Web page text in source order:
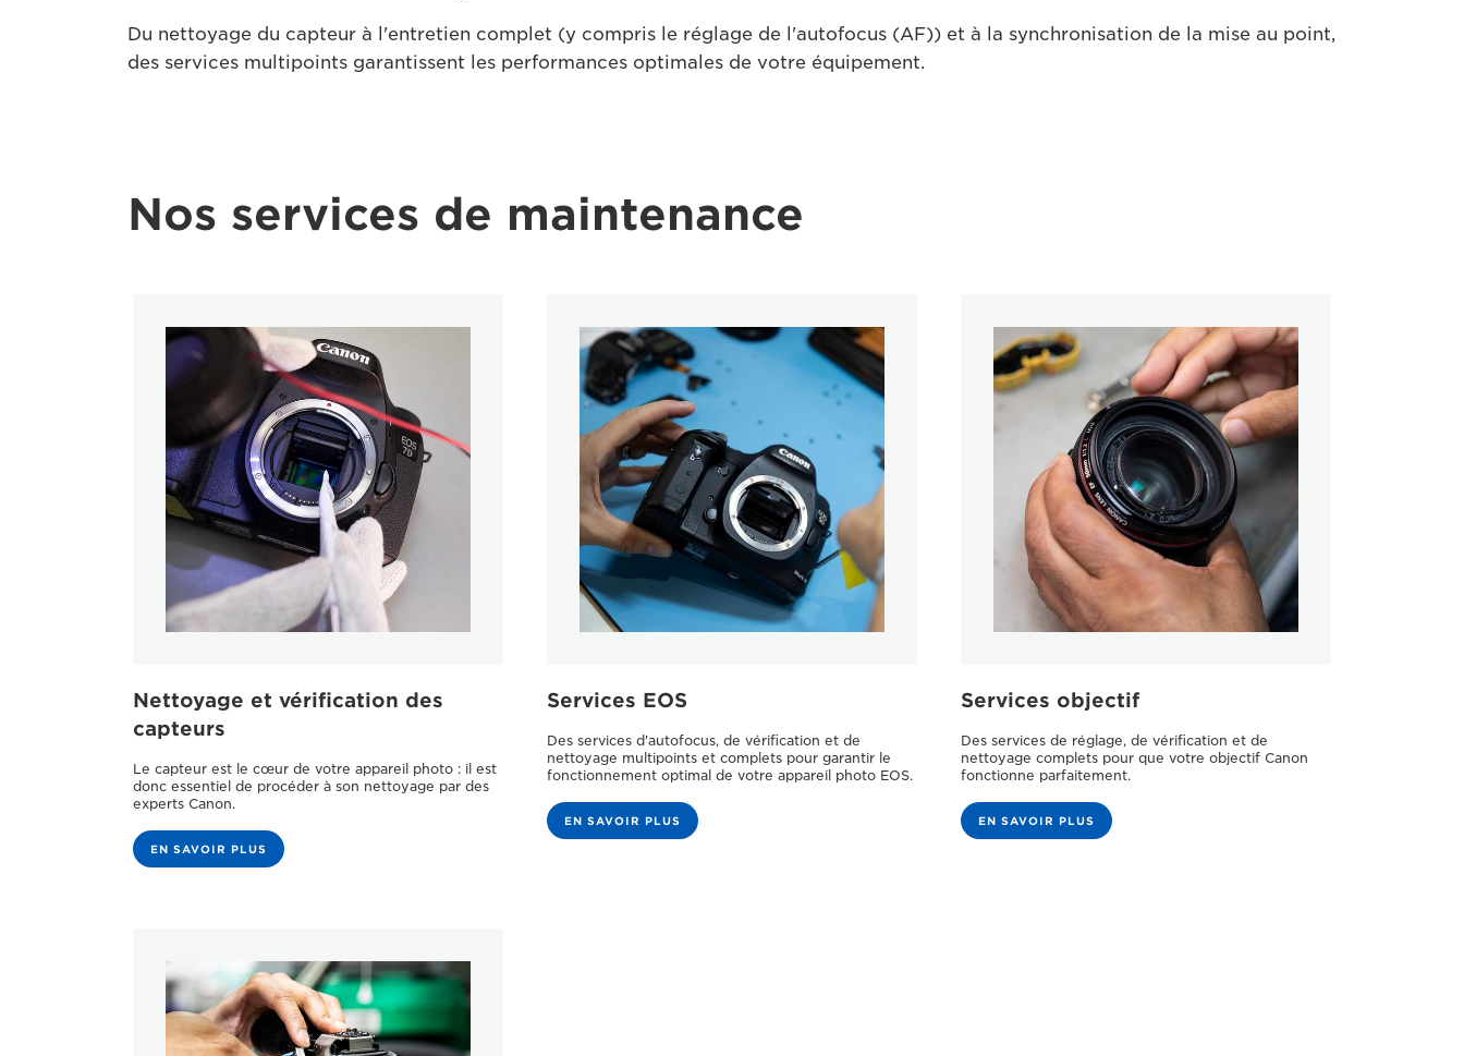
Du nettoyage du capteur à l'entretien complet (y compris le réglage de l'autofocus (AF)) et à la synchronisation de la mise au point,
des services multipoints garantissent les performances optimales de votre équipement.
Nos services de maintenance
Nettoyage et vérification des
capteurs
Le capteur est le cœur de votre appareil photo : il est
donc essentiel de procéder à son nettoyage par des
experts Canon.
EN SAVOIR PLUS
Services EOS
Des services d'autofocus, de vérification et de
nettoyage multipoints et complets pour garantir le
fonctionnement optimal de votre appareil photo EOS.
EN SAVOIR PLUS
Services objectif
Des services de réglage, de vérification et de
nettoyage complets pour que votre objectif Canon
fonctionne parfaitement.
EN SAVOIR PLUS